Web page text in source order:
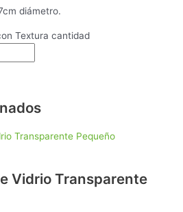
diámetro.
Textura cantidad
Vidrio Transparente